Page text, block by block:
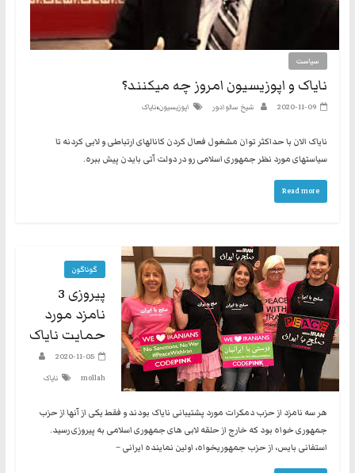
سیاست
نایاک و اپوزیسیون امروز چه میکنند؟
2020-11-09 شیخ سالوادور اپوزیسیون،نایاک
نایاک الان با حداکثر توان مشغول فعال کردن کانالهای ارتباطی و لابی کردنه تا
سیاستهای مورد نظر جمهوری اسلامی رو در دولت آتی بایدن پیش ببره.
Read more
گوناگون
پیروزی 3
نامزد مورد
حمایت نایاک
2020-11-05
mollah
نایاک
هر سه نامزد از حزب دمکرات مورد پشتیبانی نایاک بودند و فقط یکی از آنها از حزب
جمهوری خواه بود که خارج از حلقه لابی های جمهوری اسلامی به پیروزی رسید.
‏استفانی بایس، از حزب جمهوریخواه، اولین نماینده ایرانی –